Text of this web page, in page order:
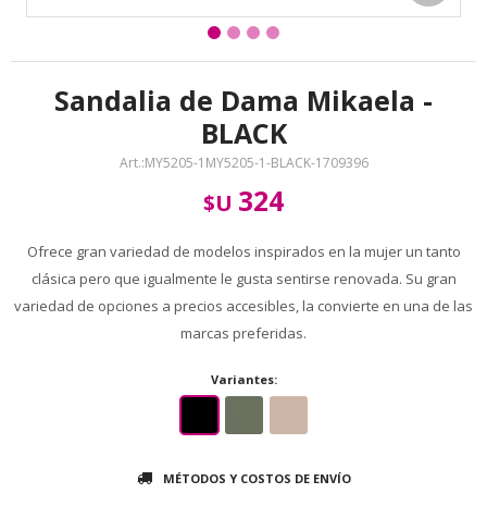
Sandalia de Dama Mikaela -
BLACK
MY5205-1MY5205-1-BLACK-1709396
$U 324
Ofrece gran variedad de modelos inspirados en la mujer un tanto
clásica pero que igualmente le gusta sentirse renovada. Su gran
variedad de opciones a precios accesibles, la convierte en una de las
marcas preferidas.
Variantes:
MÉTODOS Y COSTOS DE ENVÍO